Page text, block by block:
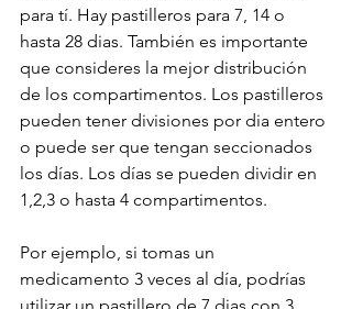
para tí. Hay pastilleros para 7, 14 o
hasta 28 dias. También es importante
que consideres la mejor distribución
de los compartimentos. Los pastilleros
pueden tener divisiones por dia entero
o puede ser que tengan seccionados
los días. Los días se pueden dividir en
1,2,3 o hasta 4 compartimentos.
Por ejemplo, si tomas un
medicamento 3 veces al día, podrías